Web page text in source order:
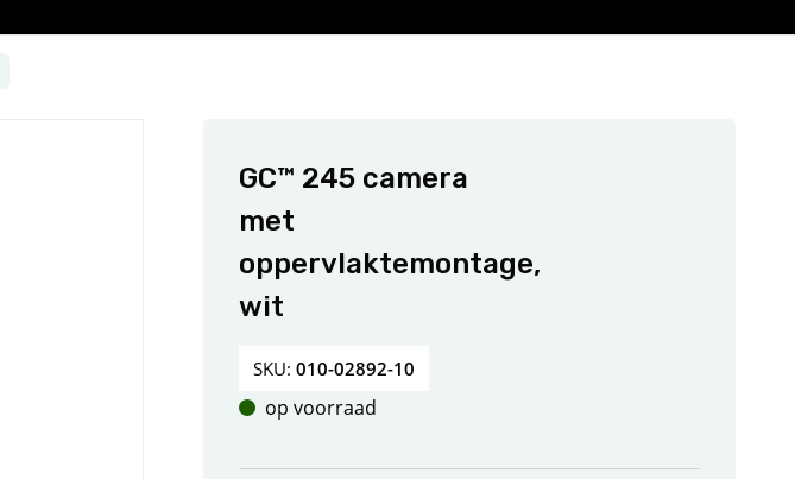
GC™ 245 camera
met
oppervlaktemontage,
wit
SKU:010-02892-10
op voorraad